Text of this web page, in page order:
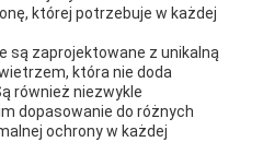
której potrzebuje w każdej
są zaprojektowane z unikalną
która nie doda
również niezwykle
dopasowanie do różnych
ochrony w każdej